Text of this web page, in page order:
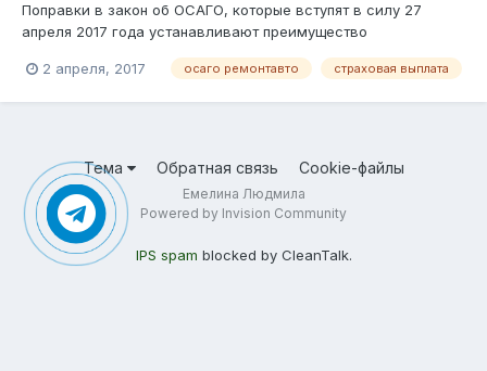
Поправки в закон об ОСАГО, которые вступят в силу 27
апреля 2017 года устанавливают преимущество
говоря, теперь после ДТП по полису ОСАГО хозяину
2 апреля, 2017 осаго ремонтавто страховая выплата
Тема Обратная связь Cookie-файлы
Емелина Людмила
Powered by Invision Community
IPS spam blocked by CleanTalk.